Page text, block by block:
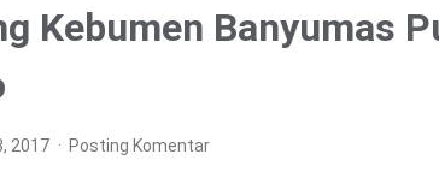
Kebumen Banyumas
2017 Posting Komentar